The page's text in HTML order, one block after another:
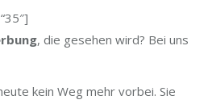
, die gesehen wird? Bei uns
kein Weg mehr vorbei. Sie